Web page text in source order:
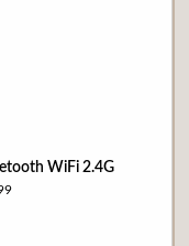
WiFi 2.4G